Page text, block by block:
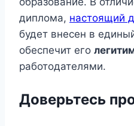
диплома, настоящий
будет внесен в
обеспечит его
работодателями.
Доверьтесь